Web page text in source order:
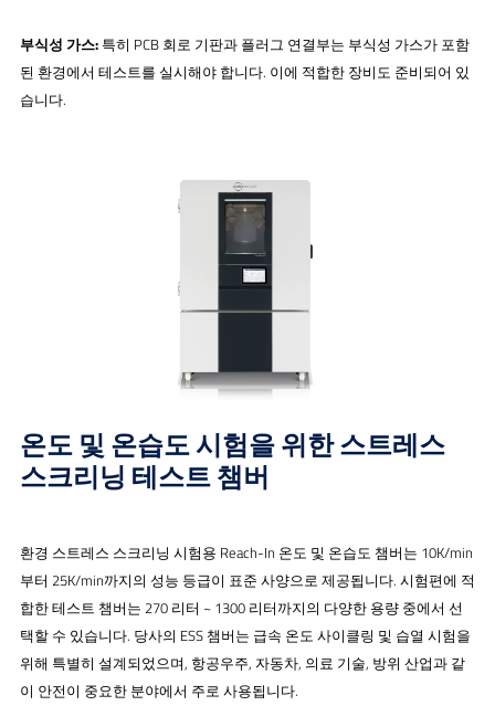
부식성 가스:특히 PCB 회로 기판과 플러그 연결부는 부식성 가스가 포함
된 환경에서 테스트를 실시해야 합니다. 이에 적합한 장비도 준비되어 있
습니다.
온도 및 온습도 시험을 위한 스트레스
스크리닝 테스트 챔버
환경 스트레스 스크리닝 시험용 Reach-In 온도 및 온습도 챔버는 10K/min
부터 25K/min까지의 성능 등급이 표준 사양으로 제공됩니다. 시험편에 적
합한 테스트 챔버는 270 리터 ~ 1300 리터까지의 다양한 용량 중에서 선
택할 수 있습니다. 당사의 ESS 챔버는 급속 온도 사이클링 및 습열 시험을
위해 특별히 설계되었으며, 항공우주, 자동차, 의료 기술, 방위 산업과 같
이 안전이 중요한 분야에서 주로 사용됩니다.